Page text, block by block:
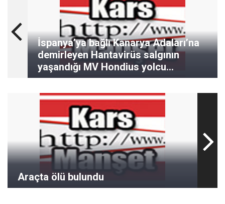
İspanya’ya bağlı Kanarya Adaları’na
demirleyen Hantavirüs salgının
yaşandığı MV Hondius yolcu
gemisinde tahliyeler başladı.
Araçta ölü bulundu